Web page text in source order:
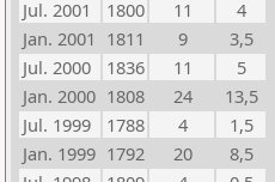
Jul. 2001
1800 11
4
Jan. 2001 1811 9
3,5
Jul. 2000
1836 11
5
Jan. 2000 1808 24
13,5
Jul. 1999
1788 4
1,5
Jan. 1999 1792 20
8,5